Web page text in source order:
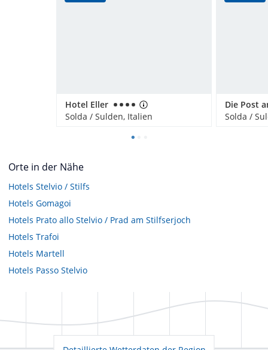
Hotel Eller
Solda / Sulden, Italien
Die Post
Solda /
Orte in der Nähe
Hotels Stelvio / Stilfs
Hotels Gomagoi
Hotels Prato allo Stelvio / Prad am Stilfserjoch
Hotels Trafoi
Hotels Martell
Hotels Passo Stelvio